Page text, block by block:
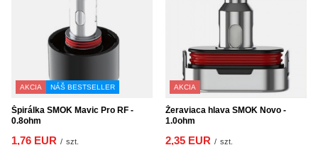
AKCIA NÁŠ BESTSELLER
Špirálka SMOK Mavic Pro RF -
0.8ohm
1,76 EUR / szt.
AKCIA
Žeraviaca hlava SMOK Novo -
1.0ohm
2,35 EUR / szt.